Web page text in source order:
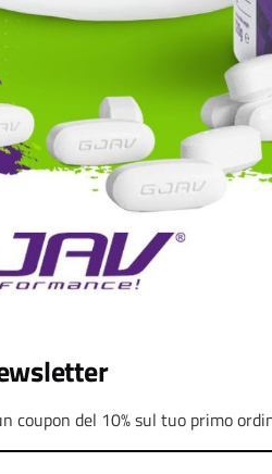
coupon del 10% sul tuo primo
47 - 44124 Ferrara (FE) - P.IVA:
Soc. 10.000€
Web Content Accessibility Guidelines